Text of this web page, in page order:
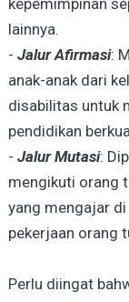
kepemimpinan
lainnya.
- Jalur Afirmasi:
anak-anak dari
disabilitas untuk
pendidikan
- Jalur Mutasi:
mengikuti orang
yang mengajar
pekerjaan orang
Perlu diingat